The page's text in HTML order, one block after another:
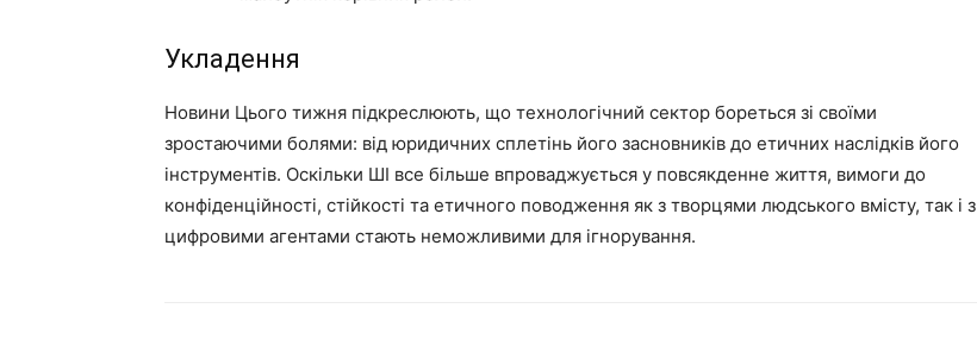
Укладення
Новини Цього тижня підкреслюють, що технологічний сектор бореться зі своїми
зростаючими болями: від юридичних сплетінь його засновників до етичних наслідків його
інструментів. Оскільки ШІ все більше впроваджується у повсякденне життя, вимоги до
конфіденційності, стійкості та етичного поводження як з творцями людського вмісту, так і з
цифровими агентами стають неможливими для ігнорування.